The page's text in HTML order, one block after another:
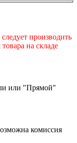
производить
на складе
или "Прямой"
комиссия